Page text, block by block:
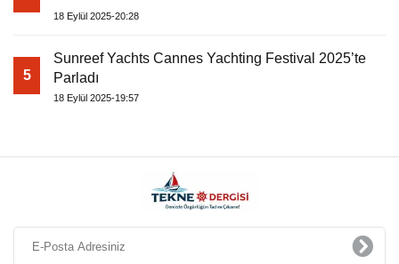
18 Eylül 2025-20:28
5
Sunreef Yachts Cannes Yachting Festival 2025’te
Parladı
18 Eylül 2025-19:57